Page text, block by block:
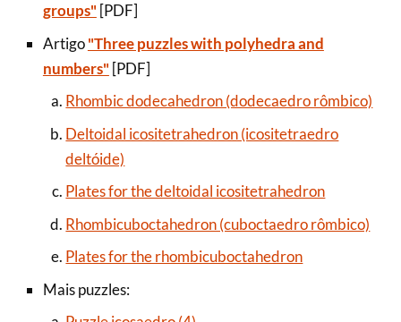
groups" [PDF]
Artigo"Three puzzles with polyhedra and
numbers" [PDF]
Rhombic dodecahedron (dodecaedro rômbico)
Deltoidal icositetrahedron (icositetraedro
deltóide)
Plates for the deltoidal icositetrahedron
Rhombicuboctahedron (cuboctaedro rômbico)
Plates for the rhombicuboctahedron
Mais puzzles: